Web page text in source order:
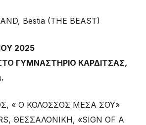
Bestia (THE BEAST)
2025
ΓΥΜΝΑΣΤΗΡΙΟ ΚΑΡΔΙΤΣΑΣ,
« Ο ΚΟΛΟΣΣΟΣ ΜΕΣΑ ΣΟΥ»
ΘΕΣΣΑΛΟΝΙΚΗ, «SIGN OF A